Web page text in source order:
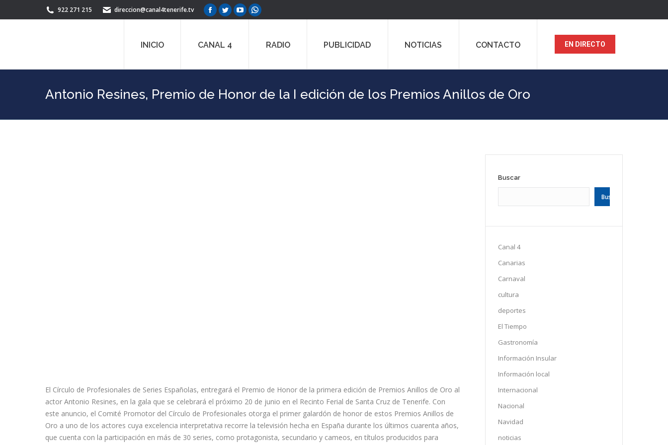
922 271 215 direccion@canal4tenerife.tv
Facebook
opens
new
Twitter
opens
new
YouTube
new
Whatsapp
opens
new
INICIO CANAL 4 RADIO PUBLICIDAD NOTICIAS CONTACTO EN DIRECTO
Antonio Resines, Premio de Honor de la I edición de los Premios Anillos de Oro
El Círculo de Profesionales de Series Españolas, entregará el Premio de Honor de la primera edición de Premios Anillos de Oro al
actor Antonio Resines, en la gala que se celebrará el próximo 20 de junio en el Recinto Ferial de Santa Cruz de Tenerife. Con
este anuncio, el Comité Promotor del Círculo de Profesionales otorga el primer galardón de honor de estos Premios Anillos de
Oro a uno de los actores cuya excelencia interpretativa recorre la televisión hecha en España durante los últimos cuarenta años,
que cuenta con la participación en más de 30 series, como protagonista, secundario y cameos, en títulos producidos para
Buscar
Buscar
Canal 4
Canarias
Carnaval
cultura
deportes
El Tiempo
Gastronomía
Información Insular
Información local
Internacional
Nacional
Navidad
noticias